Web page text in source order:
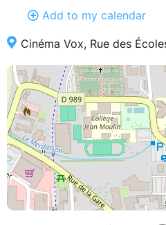
Add to my calendar
Cinéma Vox, Rue des